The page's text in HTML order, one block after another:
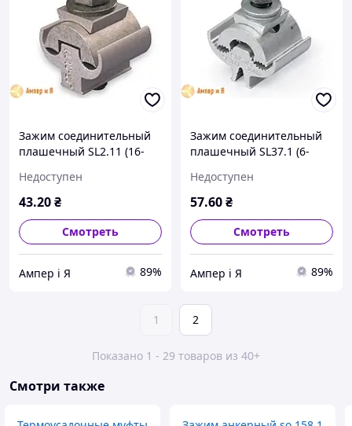
Зажим соединительный
плашечный SL2.11 (16-
Недоступен
43.20₴
Смотреть
Ампер і Я 89%
Зажим соединительный
плашечный SL37.1 (6-
Недоступен
57.60₴
Смотреть
Ампер і Я 89%
1 2
Показано 1 - 29 товаров из 40+
Смотри также